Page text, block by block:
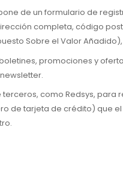
de un formulario de
completa, código
Sobre el Valor
promociones y
como Redsys,
de tarjeta de crédito) que